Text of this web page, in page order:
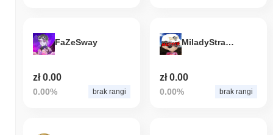
FaZeSway
zł 0.00
0.00% brak rangi
MiladyStrategy
zł 0.00
0.00% brak rangi